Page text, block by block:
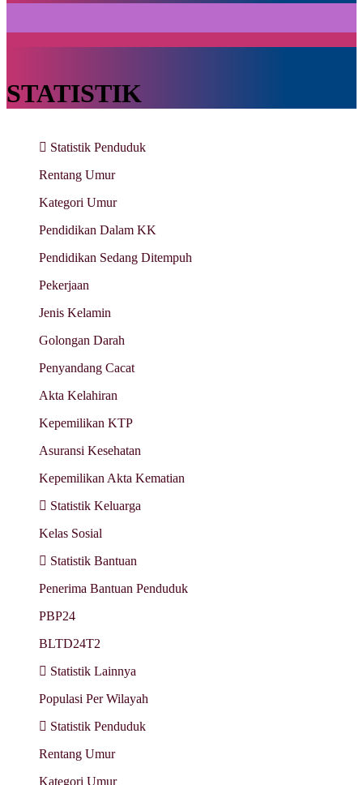
STATISTIK
Statistik Penduduk
Rentang Umur
Kategori Umur
Pendidikan Dalam KK
Pendidikan Sedang Ditempuh
Pekerjaan
Jenis Kelamin
Golongan Darah
Penyandang Cacat
Akta Kelahiran
Kepemilikan KTP
Asuransi Kesehatan
Kepemilikan Akta Kematian
Statistik Keluarga
Kelas Sosial
Statistik Bantuan
Penerima Bantuan Penduduk
PBP24
BLTD24T2
Statistik Lainnya
Populasi Per Wilayah
Statistik Penduduk
Rentang Umur
Kategori Umur